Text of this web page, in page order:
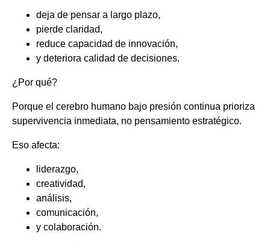
deja de pensar a largo plazo,
pierde claridad,
reduce capacidad de innovación,
y deteriora calidad de decisiones.
¿Por qué?
Porque el cerebro humano bajo presión continua prioriza
supervivencia inmediata, no pensamiento estratégico.
Eso afecta:
liderazgo,
creatividad,
análisis,
comunicación,
y colaboración.